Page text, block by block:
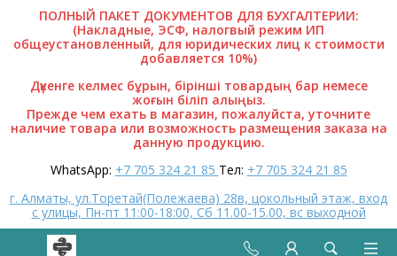
ПОЛНЫЙ ПАКЕТ ДОКУМЕНТОВ ДЛЯ БУХГАЛТЕРИИ:
(Накладные, ЭСФ, налогвый режим ИП
общеустановленный, для юридических лиц к стоимости
добавляется 10%)
Дүкенге келмес бұрын, бірінші товардың бар немесе
жоғын біліп алыңыз.
Прежде чем ехать в магазин, пожалуйста, уточните
наличие товара или возможность размещения заказа на
данную продукцию.
WhatsApp: +7 705 324 21 85 Тел: +7 705 324 21 85
г. Алматы, ул.Торетай(Полежаева) 28в, цокольный этаж, вход
с улицы, Пн-пт 11:00-18:00, Сб 11.00-15.00, вс выходной